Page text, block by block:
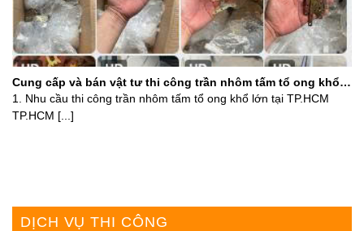
Cung cấp và bán vật tư thi công trần nhôm tấm tổ ong khổ
lớn giá rẻ Hồ Chí Minh
1. Nhu cầu thi công trần nhôm tấm tổ ong khổ lớn tại TP.HCM
TP.HCM [...]
DỊCH VỤ THI CÔNG